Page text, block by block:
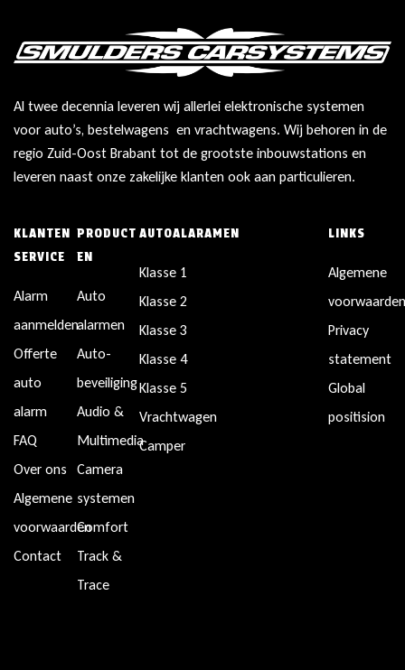
Al twee decennia leveren wij allerlei elektronische systemen
voor auto’s, bestelwagens en vrachtwagens. Wij behoren in de
regio Zuid-Oost Brabant tot de grootste inbouwstations en
leveren naast onze zakelijke klanten ook aan particulieren.
KLANTEN
SERVICE
Alarm
aanmelden
Offerte
auto
alarm
FAQ
Over ons
Algemene
voorwaarden
Contact
PRODUCT
EN
Auto
alarmen
Auto-
beveiliging
Audio &
Multimedia
Camera
systemen
Comfort
Track &
Trace
AUTOALARAMEN
Klasse 1
Klasse 2
Klasse 3
Klasse 4
Klasse 5
Vrachtwagen
Camper
LINKS
Algemene
Privacy
statement
Global
positision